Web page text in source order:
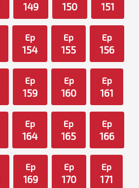
149 150 151
Ep
154
Ep
155
Ep
156
Ep
159
Ep
160
Ep
161
Ep
164
Ep
165
Ep
166
Ep
169
Ep
170
Ep
171